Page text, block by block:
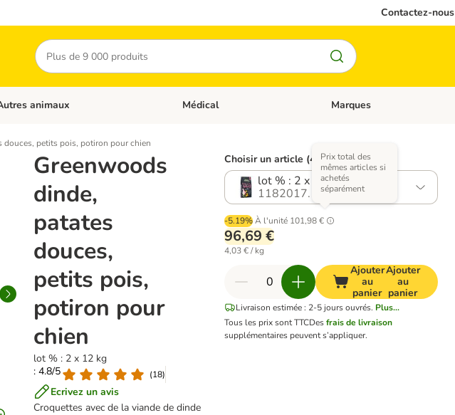
Contactez-nous
Rechercher
les catégories: Chats
animaux Dérouler les catégories: Autres animaux
Médical Dérouler les catégories: Médical
Marques
douces, petits pois, potiron pour chien
Greenwoods
dinde,
patates
douces,
petits pois,
potiron pour
chien
lot % : 2 x 12 kg
: 4.8/5
(18)
Ecrivez un avis
Croquettes avec de la viande de dinde
Choisir un article (4 variantes)
lot % : 2 x 12 kg
1182017.1
-5.19% À l'unité 101,98 €
Prix total des
mêmes articles si
achetés
séparément
96,69 €
4,03 € / kg
Ajouter
au
panier
Ajouter
au
panier
Livraison estimée : 2-5 jours ouvrés. Plus...
Tous les prix sont TTCDesfrais de livraison
supplémentaires peuvent s’appliquer.